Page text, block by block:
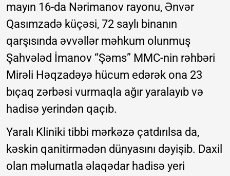
mayın 16-da Nərimanov rayonu, Ənvər
Qasımzadə küçəsi, 72 saylı binanın
qarşısında əvvəllər məhkum olunmuş
Şahvələd İmanov “Şəms” MMC-nin rəhbəri
Mirəli Həqzadəyə hücum edərək ona 23
bıçaq zərbəsi vurmaqla ağır yaralayıb və
hadisə yerindən qaçıb.
Yaralı Kliniki tibbi mərkəzə çatdırılsa da,
kəskin qanitirmədən dünyasını dəyişib. Daxil
olan məlumatla əlaqədar hadisə yeri